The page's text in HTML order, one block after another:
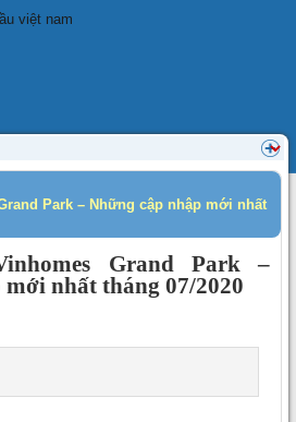
Park – Những cập nhập mới nhất
Grand Park –
nhất tháng 07/2020